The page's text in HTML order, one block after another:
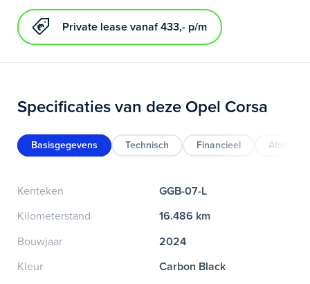
Private lease vanaf 433,- p/m
Specificaties van deze Opel Corsa
Basisgegevens Technisch Financieel
Kenteken
GGB-07-L
Kilometerstand
16.486 km
Bouwjaar
2024
Kleur
Carbon Black